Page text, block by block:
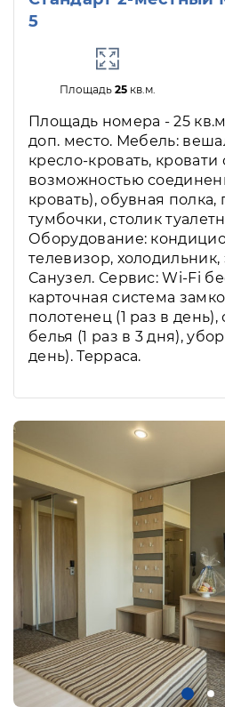
5
Площадь 25кв.м.
Площадь номера - 25
доп. место. Мебель:
кресло-кровать,
возможностью
кровать), обувная
тумбочки, столик
Оборудование:
телевизор,
Санузел. Сервис: Wi-Fi
карточная система
полотенец (1 раз в
белья (1 раз в 3 дня),
день). Терраса.